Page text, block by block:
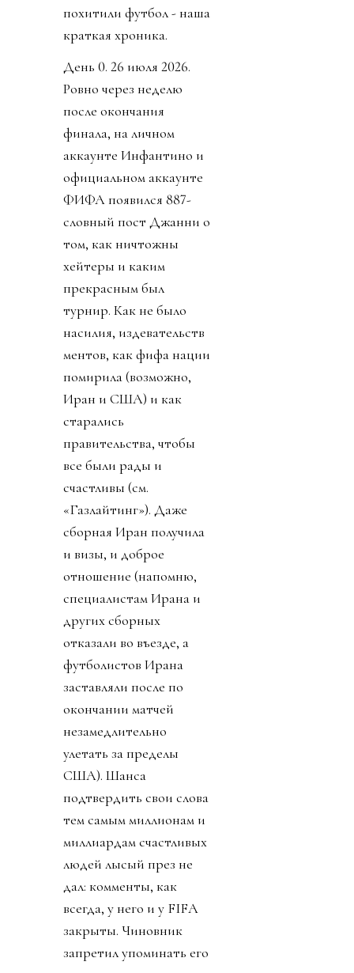
похитили футбол - наша
краткая хроника.
День 0. 26 июля 2026.
Ровно через неделю
после окончания
финала, на личном
аккаунте Инфантино и
официальном аккаунте
ФИФА появился 887-
словный пост Джанни о
том, как ничтожны
хейтеры и каким
прекрасным был
турнир. Как не было
насилия, издевательств
ментов, как фифа нации
помирила (возможно,
Иран и США) и как
старались
правительства, чтобы
все были рады и
счастливы (см.
«Газлайтинг»). Даже
сборная Иран получила
и визы, и доброе
отношение (напомню,
специалистам Ирана и
других сборных
отказали во въезде, а
футболистов Ирана
заставляли после по
окончании матчей
незамедлительно
улетать за пределы
США). Шанса
подтвердить свои слова
тем самым миллионам и
миллиардам счастливых
людей лысый през не
дал: комменты, как
всегда, у него и у FIFA
закрыты. Чиновник
запретил упоминать его